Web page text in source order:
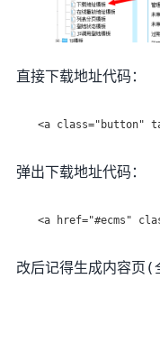
直接下载地址代码：
<a class="button"
弹出下载地址代码：
<a href="#ecms"
改后记得生成内容页